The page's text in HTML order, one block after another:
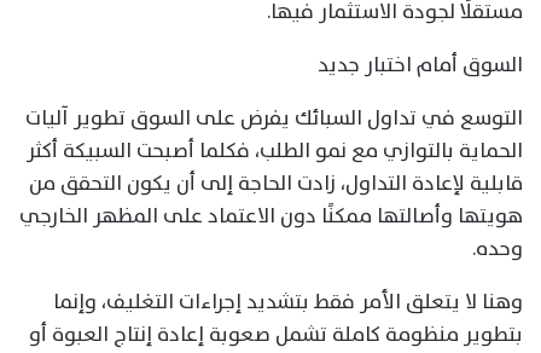
مستقلًا لجودة الاستثمار فيها.
السوق أمام اختبار جديد
التوسع في تداول السبائك يفرض على السوق تطوير آليات
الحماية بالتوازي مع نمو الطلب، فكلما أصبحت السبيكة أكثر
قابلية لإعادة التداول، زادت الحاجة إلى أن يكون التحقق من
هويتها وأصالتها ممكنًا دون الاعتماد على المظهر الخارجي
وحده.
وهنا لا يتعلق الأمر فقط بتشديد إجراءات التغليف، وإنما
بتطوير منظومة كاملة تشمل صعوبة إعادة إنتاج العبوة أو